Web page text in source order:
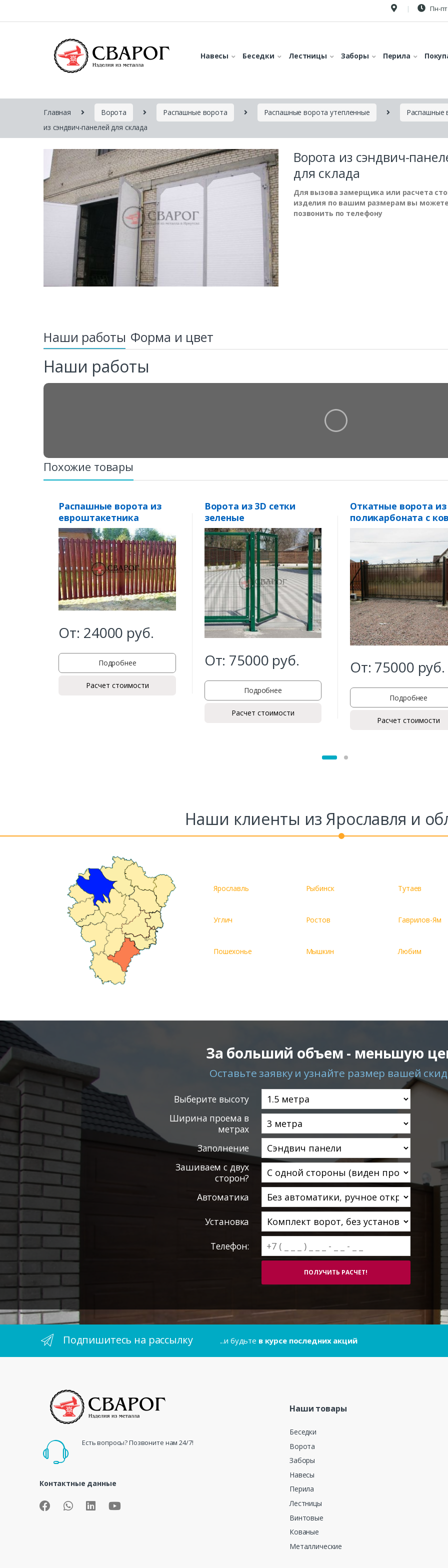
Комментарий к заказу
Пн-пт
Навесы Беседки Лестницы Заборы Перила
Главная Ворота Распашные ворота Распашные ворота утепленные Распашные
из сэндвич-панелей для склада
Ворота из сэндвич-
для склада
Для вызова замерщика или расчета
изделия по вашим размерам вы можете
позвонить по телефону
Наши работы Форма и цвет
Наши работы
Похожие товары
Распашные ворота из
евроштакетника
От: 24000 руб.
Подробнее
Расчет стоимости
Ворота из 3D сетки
зеленые
От: 75000 руб.
Подробнее
Расчет стоимости
Откатные ворота из
поликарбоната с
От: 75000 руб.
Подробнее
Расчет стоимости
Наши клиенты из Ярославля и
Ярославль Рыбинск Тутаев
Углич Ростов Гаврилов-Ям
Пошехонье Мышкин Любим
За больший объем - меньшую
Оставьте заявку и узнайте размер вашей
Выберите высоту
Ширина проема в
метрах
Заполнение
Зашиваем с двух
сторон?
Автоматика
Установка
Телефон:
Подпишитесь на рассылку ...и будьте в курсе последних акций
Есть вопросы? Позвоните нам 24/7!
Контактные данные
Наши товары
Беседки
Ворота
Заборы
Навесы
Перила
Лестницы
Винтовые
Кованые
Металлические